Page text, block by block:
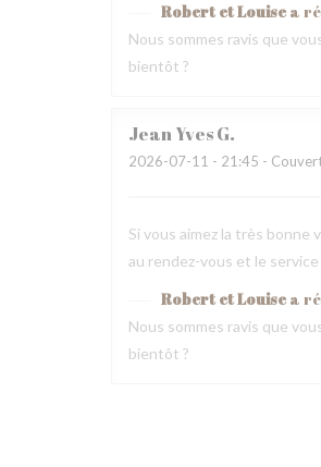
Robert et Louise a
Nous sommes ravis que
bientôt ?
Jean YvesG
2026-07-11 - 21:45 -
Si vous aimez la très
au rendez-vous et le
Robert et Louise a
Nous sommes ravis que
bientôt ?